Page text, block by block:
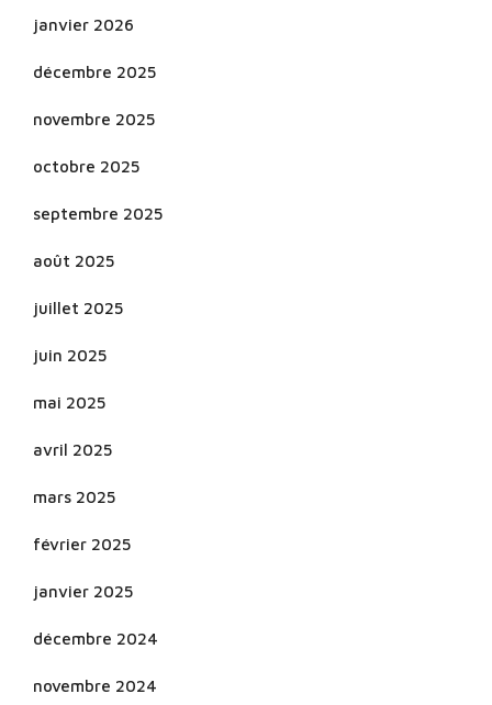
janvier 2026
décembre 2025
novembre 2025
octobre 2025
septembre 2025
août 2025
juillet 2025
juin 2025
mai 2025
avril 2025
mars 2025
février 2025
janvier 2025
décembre 2024
novembre 2024